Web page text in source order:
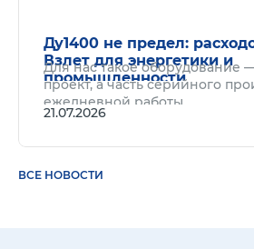
Ду1400 не предел:
Взлет для энергетики и
промышленности
Для нас такое оборудование
проект, а часть серийного
ежедневной работы.
21.07.2026
ВСЕ НОВОСТИ